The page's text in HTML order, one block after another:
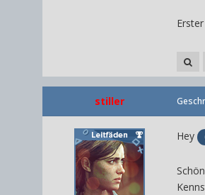
stiller
Hey